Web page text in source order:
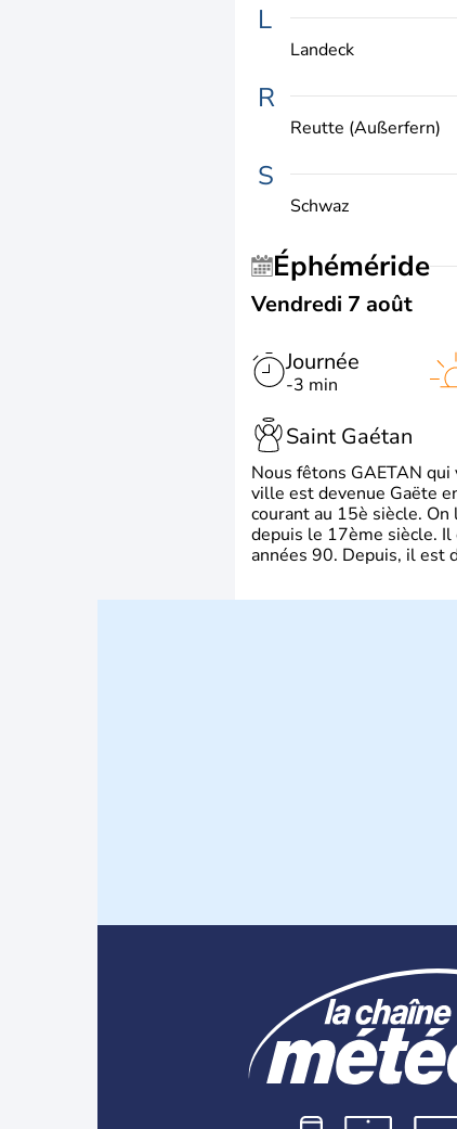
L
Landeck
R
Reutte (Außerfern)
S
Schwaz
Éphéméride
Vendredi 7 août
Journée
-3 min
Saint Gaétan
Nous fêtons GAETAN
ville est devenue Gaëte
courant au 15è siècle. On
depuis le 17ème siècle.
années 90. Depuis, il est